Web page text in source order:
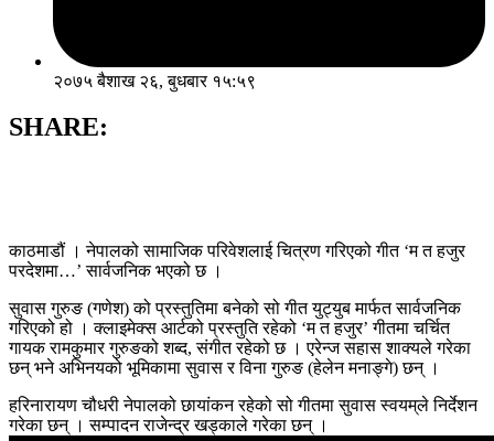
२०७५ बैशाख २६, बुधबार १५:५९
SHARE:
काठमाडौं । नेपालको सामाजिक परिवेशलाई चित्रण गरिएको गीत ‘म त हजुर
परदेशमा…’ सार्वजनिक भएको छ ।
सुवास गुरुङ (गणेश) को प्रस्तुतिमा बनेको सो गीत युट्युब मार्फत सार्वजनिक
गरिएको हो । क्लाइमेक्स आर्टको प्रस्तुति रहेको ‘म त हजुर’ गीतमा चर्चित
गायक रामकुमार गुरुङको शब्द, संगीत रहेको छ । एरेन्ज सहास शाक्यले गरेका
छन् भने अभिनयको भूमिकामा सुवास र विना गुरुङ (हेलेन मनाङ्गे) छन् ।
हरिनारायण चौधरी नेपालको छायांकन रहेको सो गीतमा सुवास स्वयम्‌ले निर्देशन
गरेका छन् । सम्पादन राजेन्द्र खड्काले गरेका छन् ।